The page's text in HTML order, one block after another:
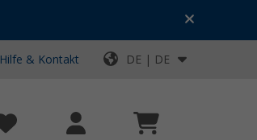
Top-Deals für dein Abenteuer!
Hilfe & Kontakt DE | DE